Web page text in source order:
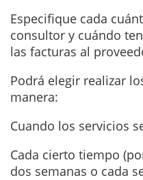
Especifique cada
consultor y cuándo
las facturas al
Podrá elegir realizar
manera:
Cuando los servicios
Cada cierto tiempo
dos semanas o cada